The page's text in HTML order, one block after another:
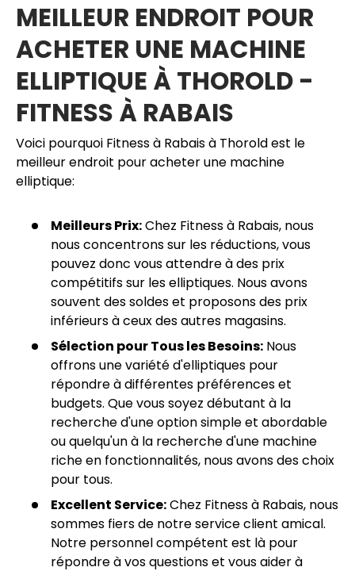
MEILLEUR ENDROIT POUR
ACHETER UNE MACHINE
ELLIPTIQUE À THOROLD -
FITNESS À RABAIS
Voici pourquoi Fitness à Rabais à Thorold est le
meilleur endroit pour acheter une machine
elliptique:
Meilleurs Prix:Chez Fitness à Rabais, nous
nous concentrons sur les réductions, vous
pouvez donc vous attendre à des prix
compétitifs sur les elliptiques. Nous avons
souvent des soldes et proposons des prix
inférieurs à ceux des autres magasins.
Sélection pour Tous les Besoins: Nous
offrons une variété d'elliptiques pour
répondre à différentes préférences et
budgets. Que vous soyez débutant à la
recherche d'une option simple et abordable
ou quelqu'un à la recherche d'une machine
riche en fonctionnalités, nous avons des choix
pour tous.
Excellent Service:Chez Fitness à Rabais, nous
sommes fiers de notre service client amical.
Notre personnel compétent est là pour
répondre à vos questions et vous aider à